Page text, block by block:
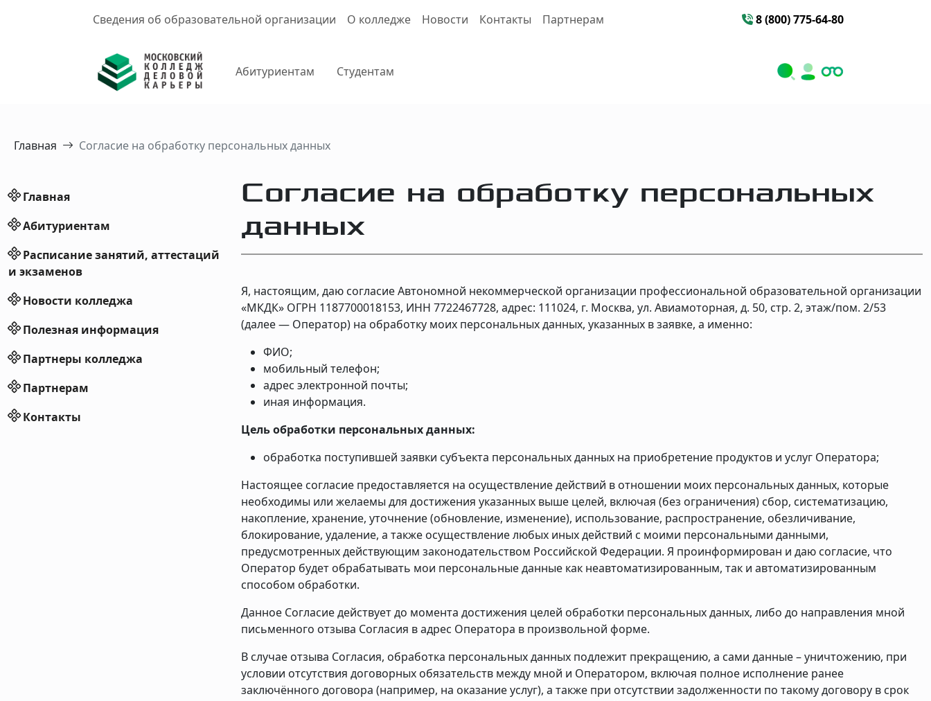
Сведения об образовательной организации О колледже Новости Контакты Партнерам 8 (800) 775-64-80
Абитуриентам Студентам
Главная Согласие на обработку персональных данных
Главная
Абитуриентам
Расписание занятий, аттестаций
и экзаменов
Новости колледжа
Полезная информация
Партнеры колледжа
Партнерам
Контакты
Согласие на обработку персональных
данных
Я, настоящим, даю согласие Автономной некоммерческой организации профессиональной образовательной организации
«МКДК» ОГРН 1187700018153, ИНН 7722467728, адрес: 111024, г. Москва, ул. Авиамоторная, д. 50, стр. 2, этаж/пом. 2/53
(далее — Оператор) на обработку моих персональных данных, указанных в заявке, а именно:
ФИО;
мобильный телефон;
адрес электронной почты;
иная информация.
Цель обработки персональных данных:
обработка поступившей заявки субъекта персональных данных на приобретение продуктов и услуг Оператора;
Настоящее согласие предоставляется на осуществление действий в отношении моих персональных данных, которые
необходимы или желаемы для достижения указанных выше целей, включая (без ограничения) сбор, систематизацию,
накопление, хранение, уточнение (обновление, изменение), использование, распространение, обезличивание,
блокирование, удаление, а также осуществление любых иных действий с моими персональными данными,
предусмотренных действующим законодательством Российской Федерации. Я проинформирован и даю согласие, что
Оператор будет обрабатывать мои персональные данные как неавтоматизированным, так и автоматизированным
способом обработки.
Данное Согласие действует до момента достижения целей обработки персональных данных, либо до направления мной
письменного отзыва Согласия в адрес Оператора в произвольной форме.
В случае отзыва Согласия, обработка персональных данных подлежит прекращению, а сами данные – уничтожению, при
условии отсутствия договорных обязательств между мной и Оператором, включая полное исполнение ранее
заключённого договора (например, на оказание услуг), а также при отсутствии задолженности по такому договору в срок